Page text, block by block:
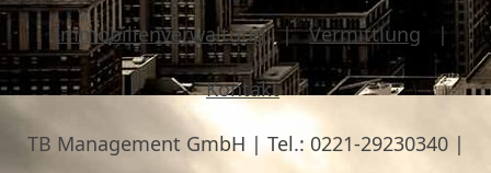
Immobilienverwaltung | Vermittlung |
Kontakt
TB Management GmbH | Tel.:0221-29230340 |